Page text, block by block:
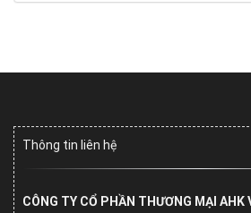
Thông tin liên hệ
CÔNG TY CỔ PHẦN THƯƠNG MẠI AHK